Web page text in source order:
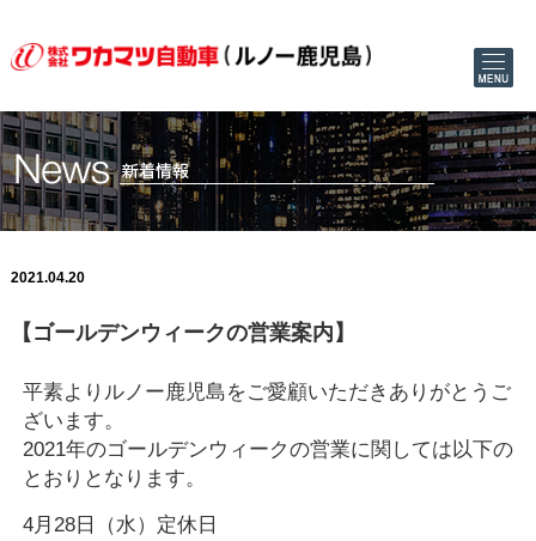
2021.04.20
【ゴールデンウィークの営業案内】
平素よりルノー鹿児島をご愛顧いただきありがとうご
ざいます。
2021年のゴールデンウィークの営業に関しては以下の
とおりとなります。
4月28日（水）定休日